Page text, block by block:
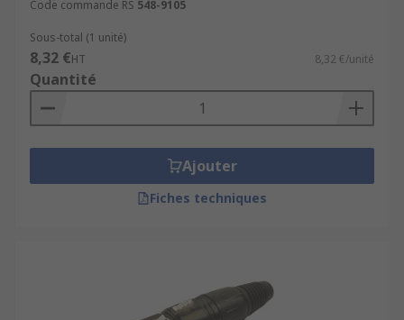
Code commande RS 548-9105
Sous-total (1 unité)
8,32 €HT 8,32 €/unité
Quantité
Ajouter
Fiches techniques